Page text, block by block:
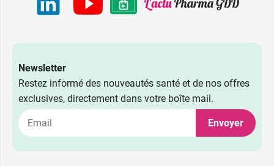
Newsletter
Restez informé des nouveautés santé et de nos offres
exclusives, directement dans votre boîte mail.
Envoyer